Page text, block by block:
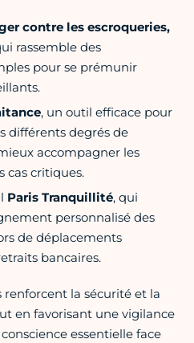
contre les escroqueries,
rassemble des
pour se prémunir
, un outil efficace pour
différents degrés de
accompagner les
cas critiques.
Paris Tranquillité, qui
personnalisé des
de déplacements
bancaires.
la sécurité et la
en favorisant une vigilance
essentielle face